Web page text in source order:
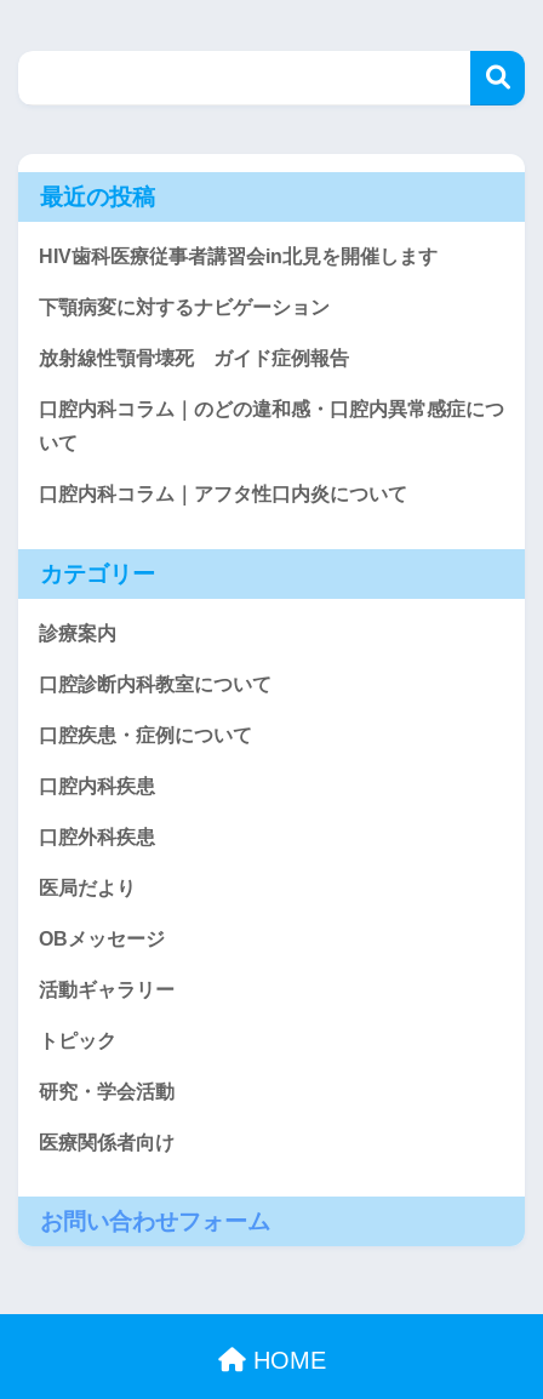
最近の投稿
HIV歯科医療従事者講習会in北見を開催します
下顎病変に対するナビゲーション
放射線性顎骨壊死 ガイド症例報告
口腔内科コラム｜のどの違和感・口腔内異常感症につ
いて
口腔内科コラム｜アフタ性口内炎について
カテゴリー
診療案内
口腔診断内科教室について
口腔疾患・症例について
口腔内科疾患
口腔外科疾患
医局だより
OBメッセージ
活動ギャラリー
トピック
研究・学会活動
医療関係者向け
お問い合わせフォーム
HOME